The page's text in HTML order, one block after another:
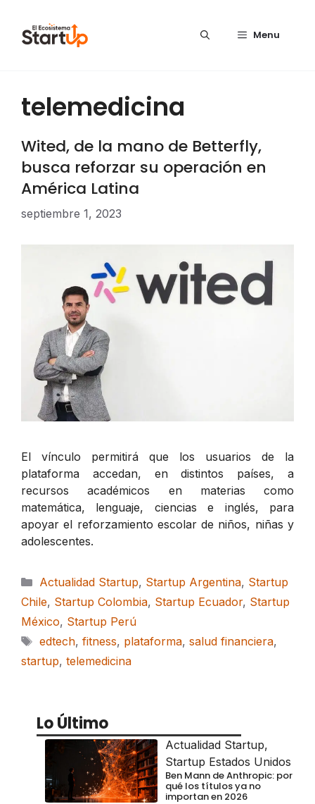
Menu
telemedicina
Wited, de la mano de Betterfly,
busca reforzar su operación en
América Latina
septiembre 1, 2023
El vínculo permitirá que los usuarios de la
plataforma accedan, en distintos países, a
recursos académicos en materias como
matemática, lenguaje, ciencias e inglés, para
apoyar el reforzamiento escolar de niños, niñas y
adolescentes.
Categorías
Actualidad Startup, Startup Argentina, Startup
Chile, Startup Colombia, Startup Ecuador, Startup
México, Startup Perú
Etiquetas
edtech, fitness, plataforma, salud financiera,
startup, telemedicina
Lo Último
Actualidad Startup,
Startup Estados Unidos
Ben Mann de Anthropic: por
qué los títulos ya no
importan en 2026